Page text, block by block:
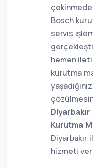
Bosch
servis
hemen
kurutma
Kurutma
Diyarbakır
hizmeti